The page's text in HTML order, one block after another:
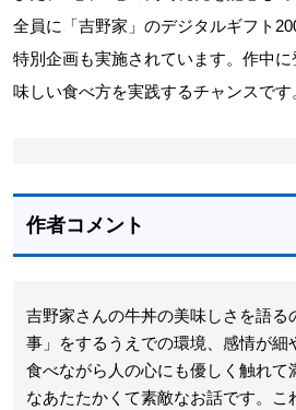
全員に「吉野家」のデジタルギフト
特別企画も実施されています。作中
味しい食べ方を実践するチャンスです
作者コメント
吉野家さんの牛丼の美味しさを語る
事」をするうえでの環境、感情が細
食べながら人の心にも優しく触れて
なあたたかくて素敵なお話です。こ